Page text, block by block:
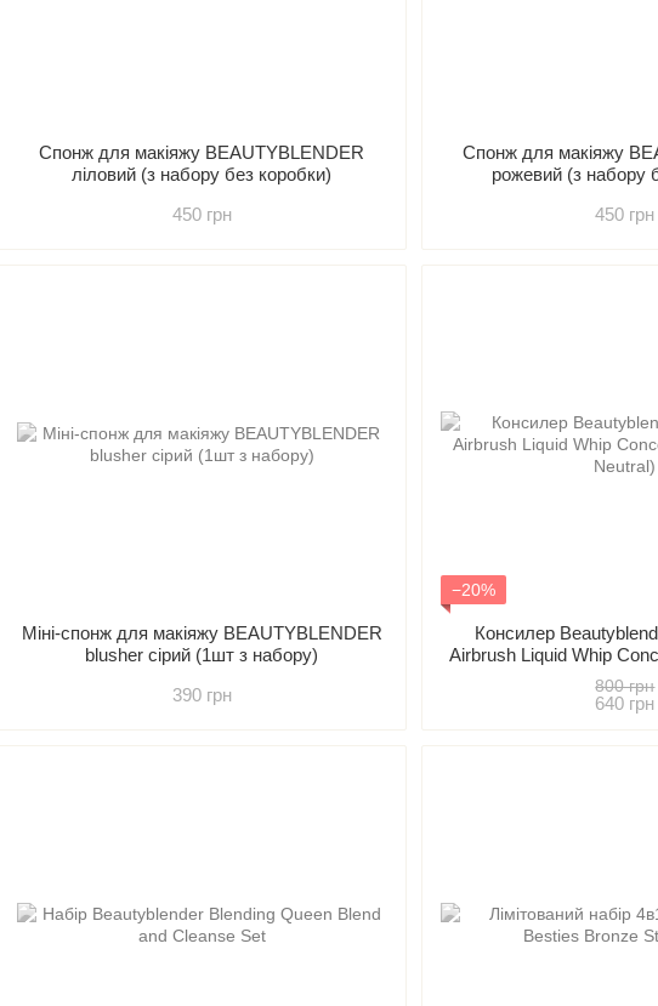
Спонж для макіяжу BEAUTYBLENDER
ліловий (з набору без коробки)
450 грн
Спонж для макіяжу
рожевий (з набору
450 грн
Міні-спонж для макіяжу BEAUTYBLENDER
blusher сірий (1шт з набору)
390 грн
−20%
Консилер
Airbrush Liquid Whip
Neutral)
800 грн
640 грн